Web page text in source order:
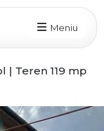
Meniu
| Teren 119 mp